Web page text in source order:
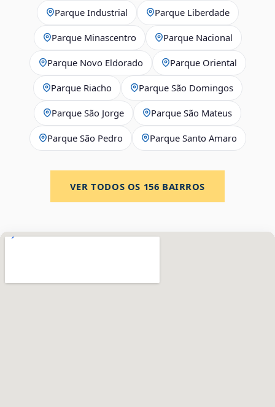
Parque Industrial Parque Liberdade
Parque Minascentro Parque Nacional
Parque Novo Eldorado Parque Oriental
Parque Riacho Parque São Domingos
Parque São Jorge Parque São Mateus
Parque São Pedro Parque Santo Amaro
VER TODOS OS 156 BAIRROS